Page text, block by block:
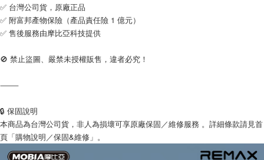
✅ 台灣公司貨，原廠正品
✅ 附富邦產物保險（產品責任險 1 億元）
✅ 售後服務由摩比亞科技提供
🚫 禁止盜圖、嚴禁未授權販售，違者必究！
⸻
🔒 保固說明
本商品為台灣公司貨，非人為損壞可享原廠保固／維修服務 。詳細條款請見首
頁「購物說明／保固&維修」。